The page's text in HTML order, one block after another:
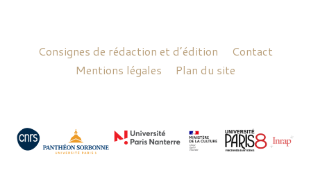
Consignes de rédaction et d’édition
Contact
Mentions légales
Plan du site